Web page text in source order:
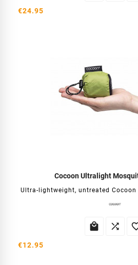
€24.95
Cocoon Ultralight
Ultra-lightweight, untreated
 
€12.95